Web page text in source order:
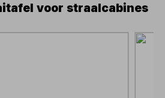
voor straalcabines